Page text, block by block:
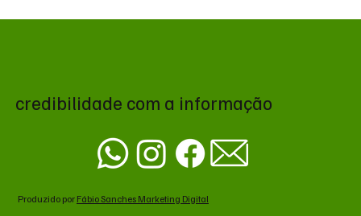
credibilidade com a informação
Produzido por Fábio Sanches Marketing Digital